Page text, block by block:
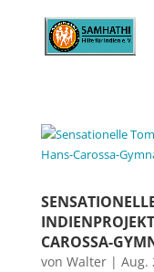
CAROSSA-
von Walter| Aug.